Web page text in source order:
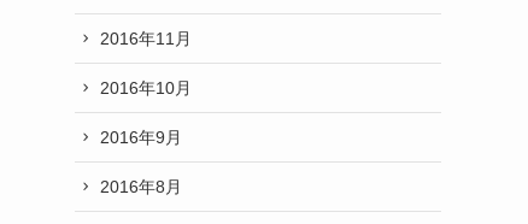
2016年11月
2016年10月
2016年9月
2016年8月